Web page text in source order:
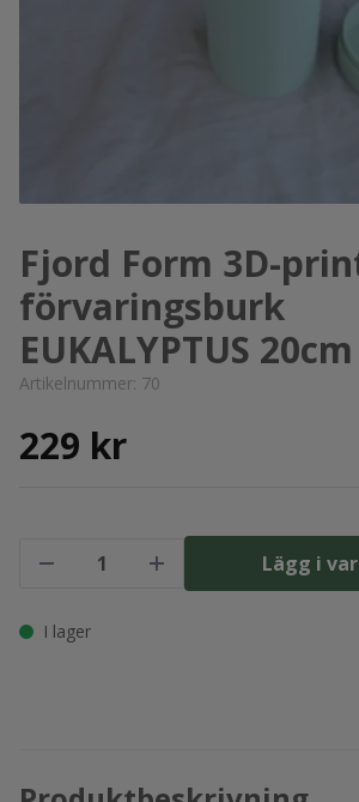
Fjord Form 3D-
förvaringsburk
EUKALYPTUS 20cm
Artikelnummer: 70
229 kr
Lägg i
I lager